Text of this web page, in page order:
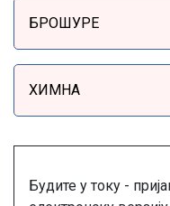
БРОШУРЕ
ХИМНА
Будите у току -